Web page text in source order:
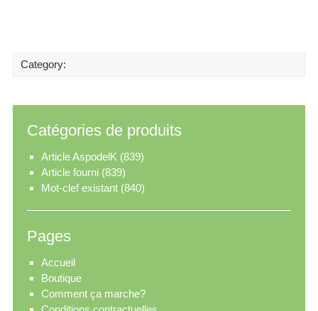
Category:
Catégories de produits
Article AspodelK (839)
Article fourni (839)
Mot-clef existant (840)
Pages
Accueil
Boutique
Comment ça marche?